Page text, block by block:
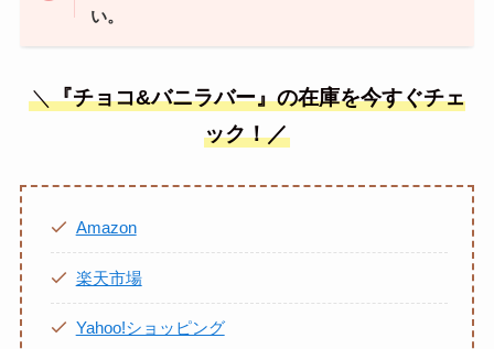
い。
＼『チョコ&バニラバー』の在庫を今すぐチェ
ック！／
Amazon
楽天市場
Yahoo!ショッピング